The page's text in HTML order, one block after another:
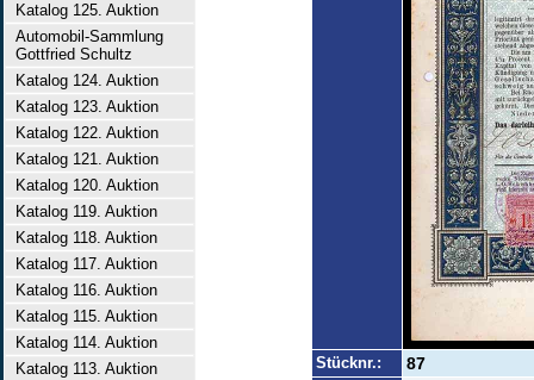
Katalog 125. Auktion
Automobil-Sammlung
Gottfried Schultz
Katalog 124. Auktion
Katalog 123. Auktion
Katalog 122. Auktion
Katalog 121. Auktion
Katalog 120. Auktion
Katalog 119. Auktion
Katalog 118. Auktion
Katalog 117. Auktion
Katalog 116. Auktion
Katalog 115. Auktion
Katalog 114. Auktion
Katalog 113. Auktion
Stücknr.: 87